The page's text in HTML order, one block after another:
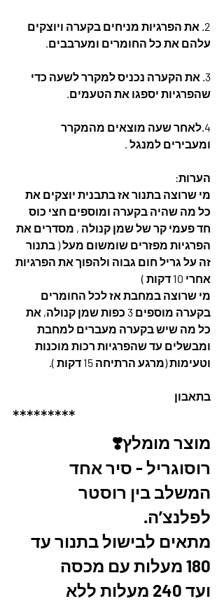
2. את הפרגיות מניחים בקערה ויוצקים
עלהם את כל החומרים ומערבבים.
3. את הקערה נכניס למקרר לשעה כדי
שהפרגיות יספגו את הטעמים.
4.לאחר שעה מוצאים מהמקרר
ומעבירים למנגל .
הערות:
מי שרוצה בתנור אז בתבנית יוצקים את
כל מה שהיה בקערה ומוספים חצי כוס
חד פעמי קר של שמן קנולה , מסדרים את
הפרגיות מפזרים שומשום מעל ( בתנור
זה על גריל חום גבוה ולהפוך את הפרגיות
אחרי 10 דקות )
מי שרוצה במחבת אז לכל החומרים
בקערה מוספים 3 כפות שמן קנולה, את
כל מה שיש בקערה מעברים למחבת
ומבשלים עד שהפרגיות רכות מוכנות
וטעימות (מרגע הרתיחה 15 דקות ).
בתאבון
*********
מוצר מומלץ❣️
רוסוגריל - סיר אחד
המשלב בין רוסטר
לפלנצ’ה.
מתאים לבישול בתנור עד
180 מעלות עם מכסה
ועד 240 מעלות ללא